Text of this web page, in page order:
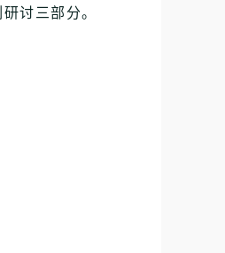
讨三部分。